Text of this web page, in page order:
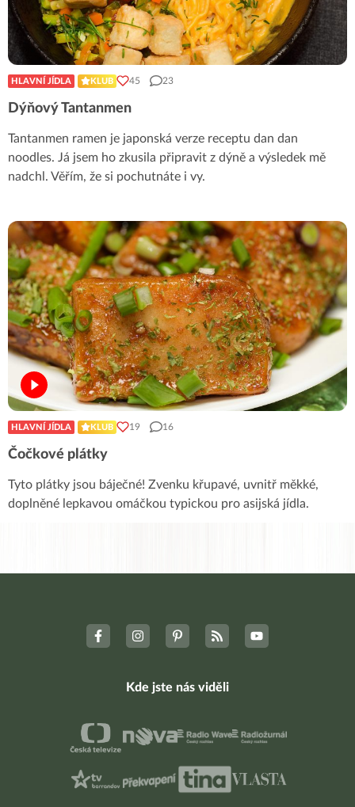
HLAVNÍ JÍDLA KLUB 45 23
Dýňový Tantanmen
Tantanmen ramen je japonská verze receptu dan dan
noodles. Já jsem ho zkusila připravit z dýně a výsledek mě
nadchl. Věřím, že si pochutnáte i vy.
HLAVNÍ JÍDLA KLUB 19 16
Čočkové plátky
Tyto plátky jsou báječné! Zvenku křupavé, uvnitř měkké,
doplněné lepkavou omáčkou typickou pro asijská jídla.
Kde jste nás viděli